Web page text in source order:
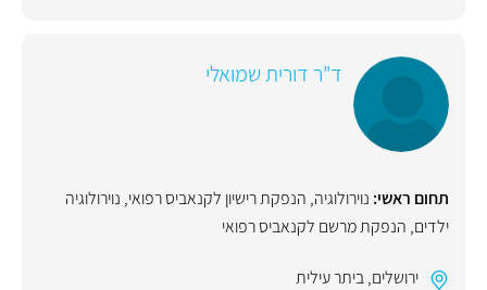
ד"ר דורית שמואלי
תחום ראשי: נוירולוגיה, הנפקת רישיון לקנאביס רפואי, נוירולוגיה
ילדים, הנפקת מרשם לקנאביס רפואי
ירושלים,ביתר עילית